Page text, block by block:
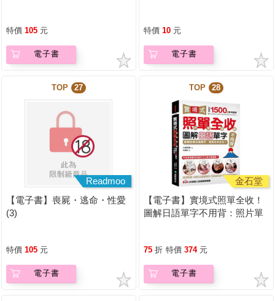
特價 105 元
電子書
特價 10 元
電子書
TOP 27
Readmoo
【電子書】喪屍・逃命・性愛
(3)
特價 105 元
電子書
TOP 28
金石堂
【電子書】實境式照單全收！
圖解日語單字不用背：照片單
物成為你的日文老師！
75 折 特價 374 元
電子書